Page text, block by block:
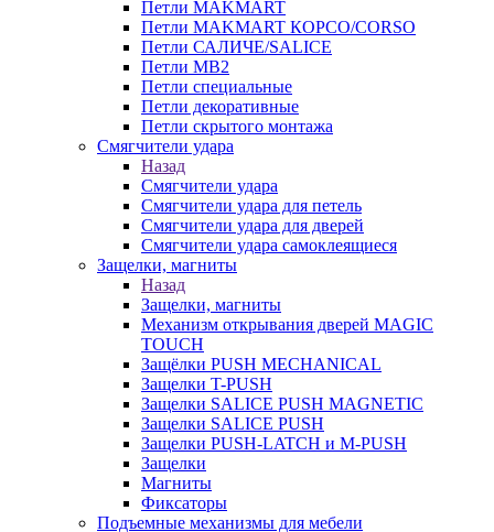
Петли MAKMART
Петли MAKMART КОРСО/CORSO
Петли САЛИЧЕ/SALICE
Петли MB2
Петли специальные
Петли декоративные
Петли скрытого монтажа
Смягчители удара
Назад
Смягчители удара
Смягчители удара для петель
Смягчители удара для дверей
Cмягчители удара самоклеящиеся
Защелки, магниты
Назад
Защелки, магниты
Механизм открывания дверей MAGIC
TOUCH
Защёлки PUSH MECHANICAL
Защелки T-PUSH
Защелки SALICE PUSH MAGNETIC
Защелки SALICE PUSH
Защелки PUSH-LATCH и M-PUSH
Защелки
Магниты
Фиксаторы
Подъемные механизмы для мебели